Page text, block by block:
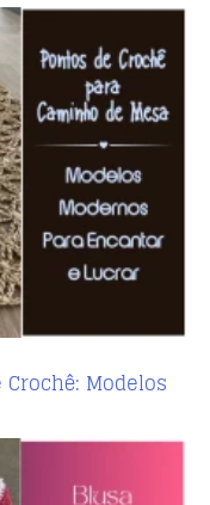
Modelos